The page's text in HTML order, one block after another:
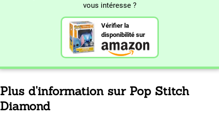
vous intéresse ?
Vérifier la
disponibilité sur
Plus d'information sur Pop Stitch
Diamond